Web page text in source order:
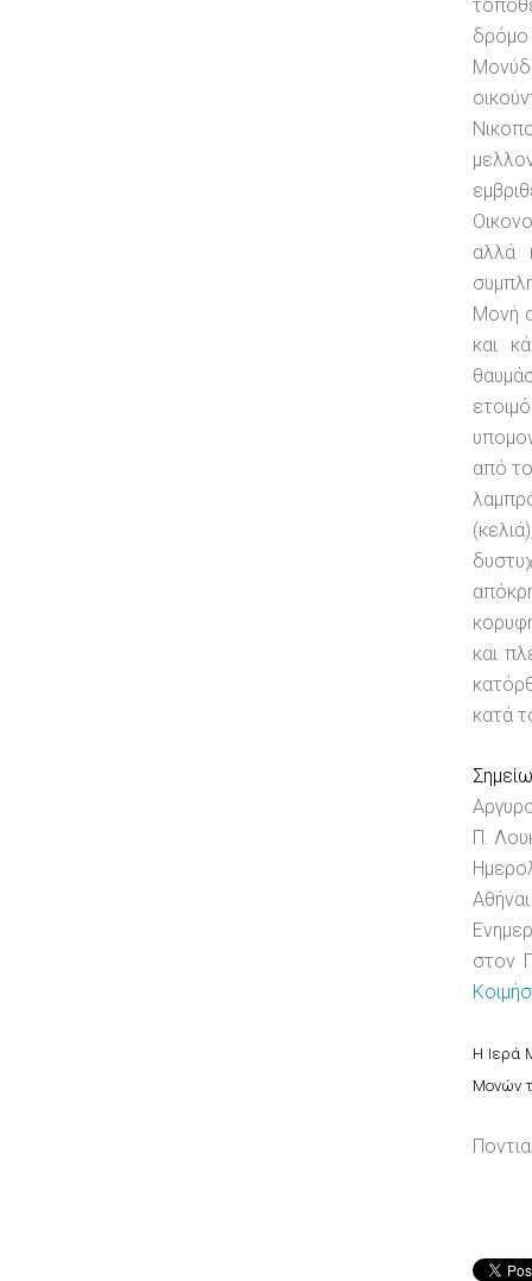
αλλά
Μονή
και
από
και
κατά
Π.
στον
Η Ιερά
Μονών